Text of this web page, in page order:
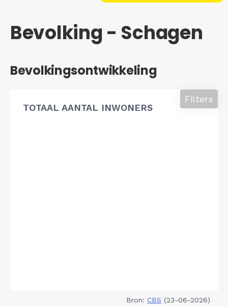
Bevolking - Schagen
Bevolkingsontwikkeling
TOTAAL AANTAL INWONERS
Filters
Bron: CBS (23-06-2026)